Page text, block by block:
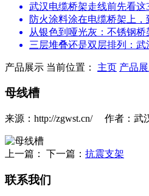
武汉电缆桥架走线前先看
防火涂料涂在电缆桥架上
从银色到哑光灰：不锈钢
三层堆叠还是双层排列：
产品展示 当前位置： 主页 产品
母线槽
来源：http://zgwst.cn/ 作者：武
上一篇： 下一篇： 抗震支架
联系我们